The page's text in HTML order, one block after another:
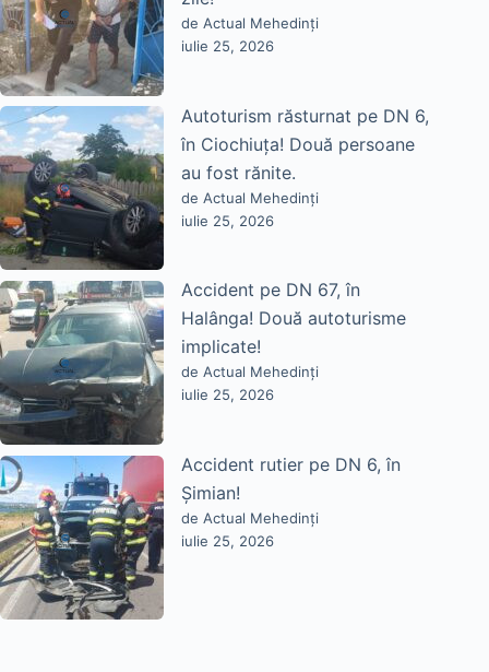
de Actual Mehedinți
iulie 25, 2026
Autoturism răsturnat pe DN 6,
în Ciochiuța! Două persoane
au fost rănite.
de Actual Mehedinți
iulie 25, 2026
Accident pe DN 67, în
Halânga! Două autoturisme
implicate!
de Actual Mehedinți
iulie 25, 2026
Accident rutier pe DN 6, în
Șimian!
de Actual Mehedinți
iulie 25, 2026